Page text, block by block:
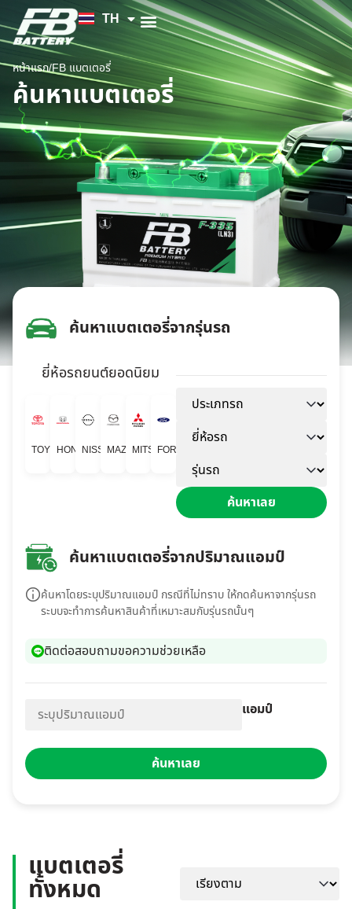
TH
EN
หน้าแรก/FB แบตเตอรี่
ค้นหาแบตเตอรี่
ค้นหาแบตเตอรี่จากรุ่นรถ
ยี่ห้อรถยนต์ยอดนิยม
TOYOTAHONDANISSANMAZDAMITSUBISHI
FORD
ค้นหาเลย
ค้นหาแบตเตอรี่จากปริมาณแอมป์
ค้นหาโดยระบุปริมาณแอมป์ กรณีที่ไม่ทราบ ให้กดค้นหาจากรุ่นรถ
ระบบจะทำการค้นหาสินค้าที่เหมาะสมกับรุ่นรถนั้นๆ
ติดต่อสอบถามขอความช่วยเหลือ
แอมป์
ค้นหาเลย
แบตเตอรี่
ทั้งหมด